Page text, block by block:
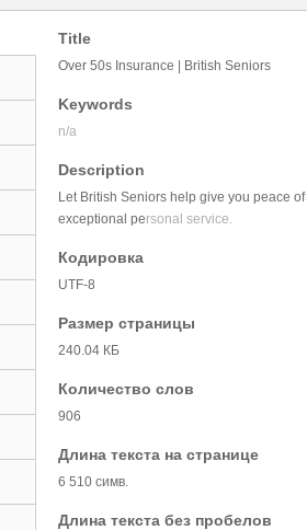
Title
Over 50s Insurance | British Seniors
Keywords
n/a
Description
Let British Seniors help give you peace
exceptional personal service.
Кодировка
UTF-8
Размер страницы
240.04 КБ
Количество слов
906
Длина текста на странице
6 510 симв.
Длина текста без пробелов